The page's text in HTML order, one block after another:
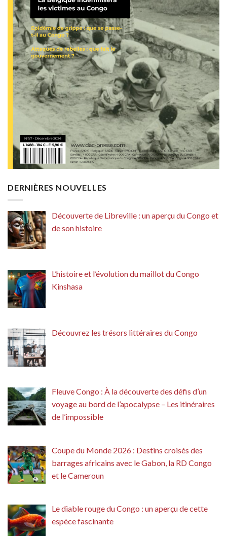
DERNIÈRES NOUVELLES
Découverte de Libreville : un aperçu du Congo et
de son histoire
L’histoire et l’évolution du maillot du Congo
Kinshasa
Découvrez les trésors littéraires du Congo
Fleuve Congo : À la découverte des défis d’un
voyage au bord de l’apocalypse – Les itinéraires
de l’impossible
Coupe du Monde 2026 : Destins croisés des
barrages africains avec le Gabon, la RD Congo
et le Cameroun
Le diable rouge du Congo : un aperçu de cette
espèce fascinante